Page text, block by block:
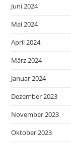
Juni 2024
Mai 2024
April 2024
März 2024
Januar 2024
Dezember 2023
November 2023
Oktober 2023